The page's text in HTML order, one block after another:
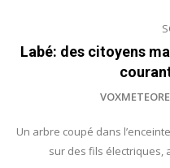
Labé: des citoyens
VOXMETEORE
Un arbre coupé dans
sur des fils électriques,